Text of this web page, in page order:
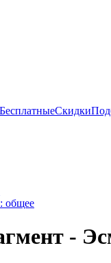
БесплатныеСкидки
общее
-